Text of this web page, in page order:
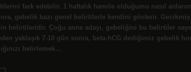
fark edebilir. 1 haftalık hamile olduğumu nasıl
gebelik bazı genel belirtilerle kendini gösterir.
belirtileridir. Çoğu anne adayı, gebeliğini bu belirtiler
yaklaşık 7-10 gün sonra, beta-hCG dediğimiz gebelik
belirlemek…